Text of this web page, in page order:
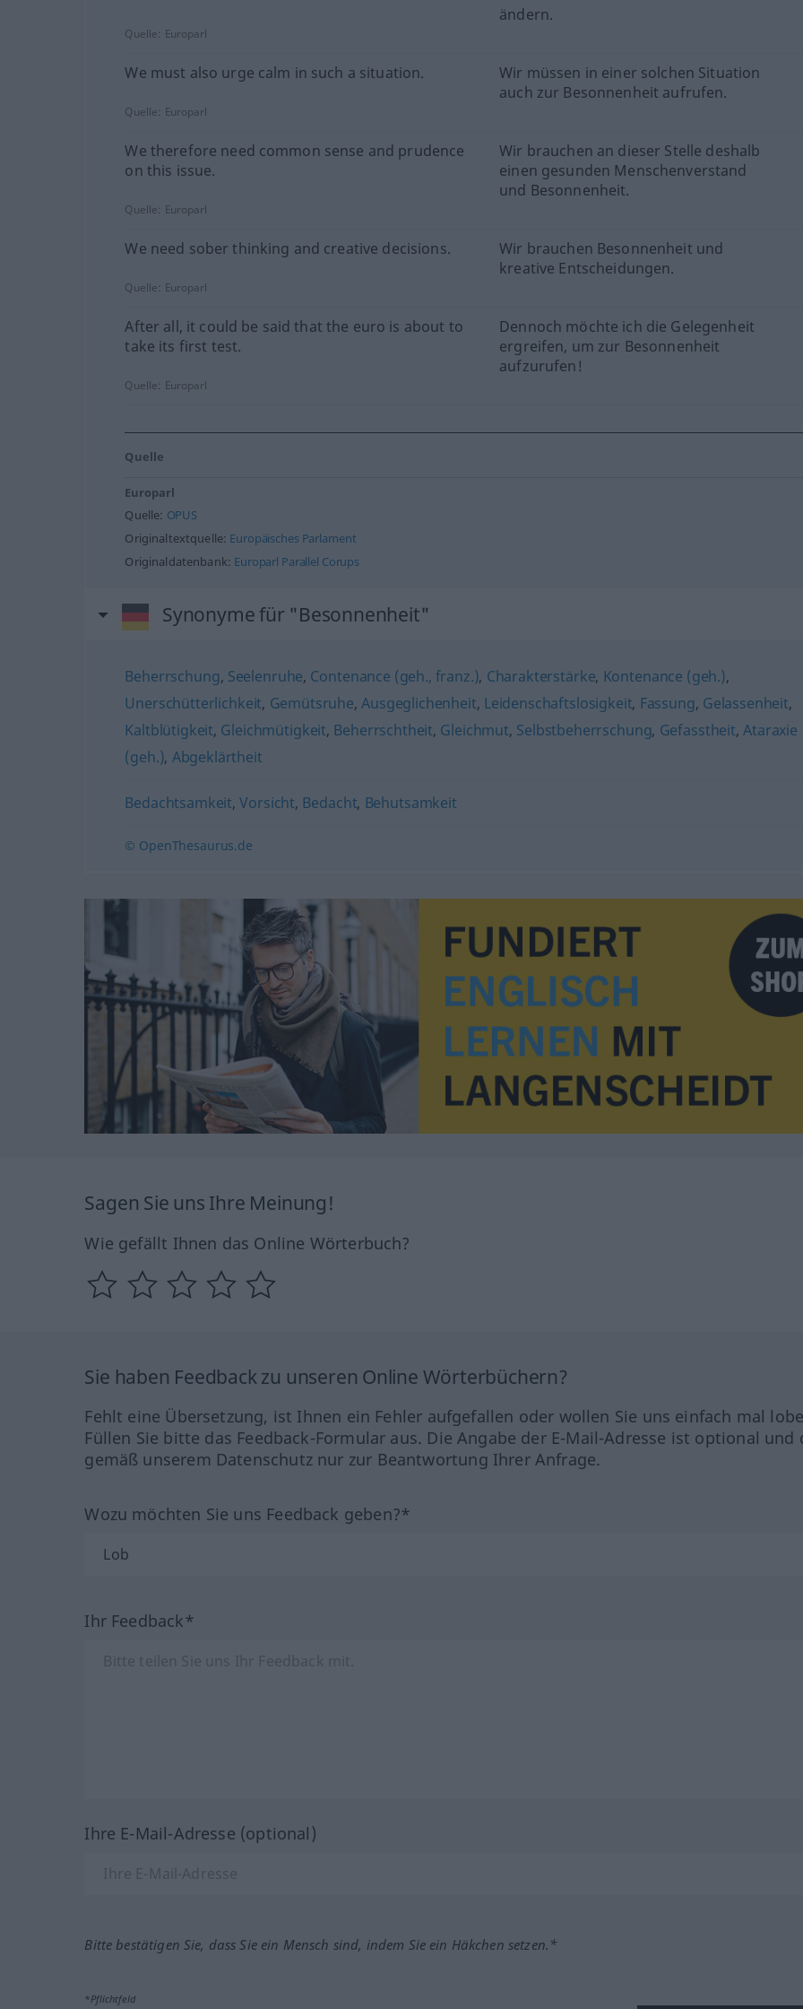
ändern.
Quelle: Europarl
We must also urge calm in such a situation.
Wir müssen in einer solchen Situation
auch zur Besonnenheit aufrufen.
Quelle: Europarl
We therefore need common sense and prudence
on this issue.
Wir brauchen an dieser Stelle deshalb
einen gesunden Menschenverstand
und Besonnenheit.
Quelle: Europarl
We need sober thinking and creative decisions.
Wir brauchen Besonnenheit und
kreative Entscheidungen.
Quelle: Europarl
After all, it could be said that the euro is about to
take its first test.
Dennoch möchte ich die Gelegenheit
ergreifen, um zur Besonnenheit
aufzurufen!
Quelle: Europarl
Quelle
Europarl
Quelle: OPUS
Originaltextquelle: Europäisches Parlament
Originaldatenbank: Europarl Parallel Corups
Synonyme für "Besonnenheit"
Beherrschung, Seelenruhe, Contenance (geh., franz.), Charakterstärke, Kontenance (geh.),
Unerschütterlichkeit, Gemütsruhe,Ausgeglichenheit, Leidenschaftslosigkeit, Fassung, Gelassenheit,
Kaltblütigkeit, Gleichmütigkeit, Beherrschtheit, Gleichmut, Selbstbeherrschung, Gefasstheit,Ataraxie
(geh.), Abgeklärtheit
Bedachtsamkeit,Vorsicht, Bedacht, Behutsamkeit
© OpenThesaurus.de
Sagen Sie uns Ihre Meinung!
Wie gefällt Ihnen das Online Wörterbuch?
Sie haben Feedback zu unseren Online Wörterbüchern?
Fehlt eine Übersetzung, ist Ihnen ein Fehler aufgefallen oder wollen Sie uns einfach mal
Füllen Sie bitte das Feedback-Formular aus. Die Angabe der E-Mail-Adresse ist optional und
gemäß unserem Datenschutz nur zur Beantwortung Ihrer Anfrage.
Wozu möchten Sie uns Feedback geben?*
Ihr Feedback*
Ihre E-Mail-Adresse (optional)
Bitte bestätigen Sie, dass Sie ein Mensch sind, indem Sie ein Häkchen setzen.*
*Pflichtfeld